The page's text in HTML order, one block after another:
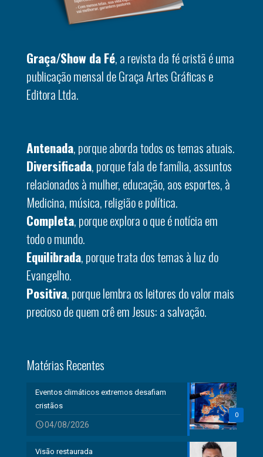
Graça/Show da Fé, a revista da fé cristã é uma
publicação mensal de Graça Artes Gráficas e
Editora Ltda.
Antenada, porque aborda todos os temas atuais.
Diversificada, porque fala de família, assuntos
relacionados à mulher, educação, aos esportes, à
Medicina, música, religião e política.
Completa, porque explora o que é notícia em
todo o mundo.
Equilibrada, porque trata dos temas à luz do
Evangelho.
Positiva, porque lembra os leitores do valor mais
precioso de quem crê em Jesus: a salvação.
Matérias Recentes
0
Eventos climáticos extremos desafiam
cristãos
04/08/2026
Visão restaurada